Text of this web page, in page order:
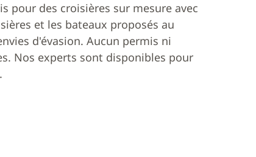
pour des croisières sur mesure avec
et les bateaux proposés au
d'évasion. Aucun permis ni
Nos experts sont disponibles pour